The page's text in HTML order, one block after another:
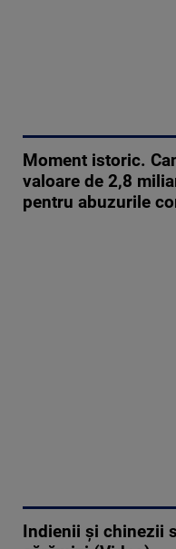
Moment istoric.
valoare de 2,8
pentru abuzurile
Indienii și chinezii